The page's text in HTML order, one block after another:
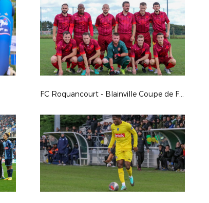
FC Roquancourt - Blainville Coupe de France 24/25